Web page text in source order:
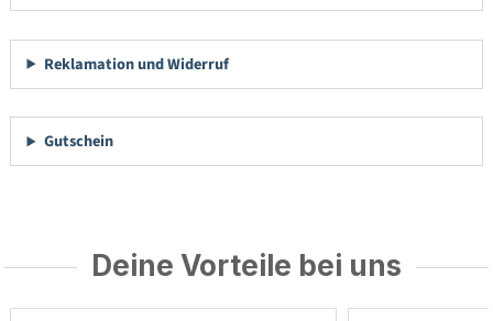
Reklamation und Widerruf
Gutschein
Deine Vorteile bei uns